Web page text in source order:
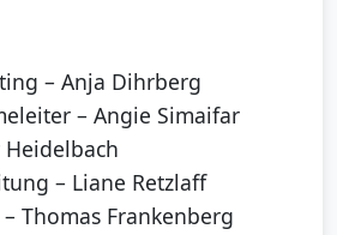
– Anja Dihrberg
– Angie Simaifar
Heidelbach
– Liane Retzlaff
Thomas Frankenberg